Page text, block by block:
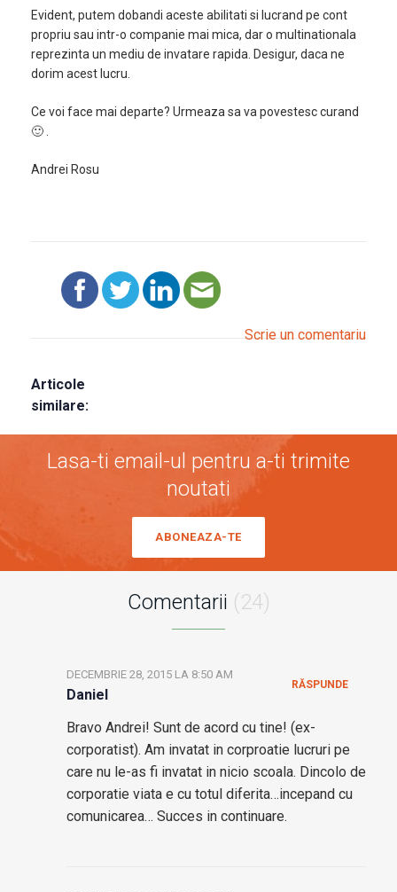
Evident, putem dobandi aceste abilitati si lucrand pe cont
propriu sau intr-o companie mai mica, dar o multinationala
reprezinta un mediu de invatare rapida. Desigur, daca ne
dorim acest lucru.
Ce voi face mai departe? Urmeaza sa va povestesc curand
🙂 .
Andrei Rosu
Scrie un comentariu
Articole
similare:
Lasa-ti email-ul pentru a-ti trimite
noutati
ABONEAZA-TE
Comentarii (24)
Daniel
DECEMBRIE 28, 2015 LA 8:50 AM
Bravo Andrei! Sunt de acord cu tine! (ex-
corporatist). Am invatat in corproatie lucruri pe
care nu le-as fi invatat in nicio scoala. Dincolo de
corporatie viata e cu totul diferita…incepand cu
comunicarea… Succes in continuare.
RĂSPUNDE